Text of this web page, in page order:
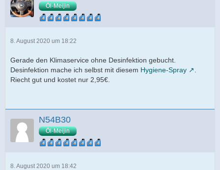
Öl-Meijin
8. August 2020 um 18:22
Gerade den Klimaservice ohne Desinfektion gebucht.
Desinfektion mache ich selbst mit diesem Hygiene-Spray
Riecht gut und kostet nur 2,95€.
N54B30
Öl-Meijin
8. August 2020 um 18:42